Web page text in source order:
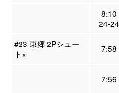
8:10
24-24
#23 東郷 2Pシュー
ト×
7:58
7:56